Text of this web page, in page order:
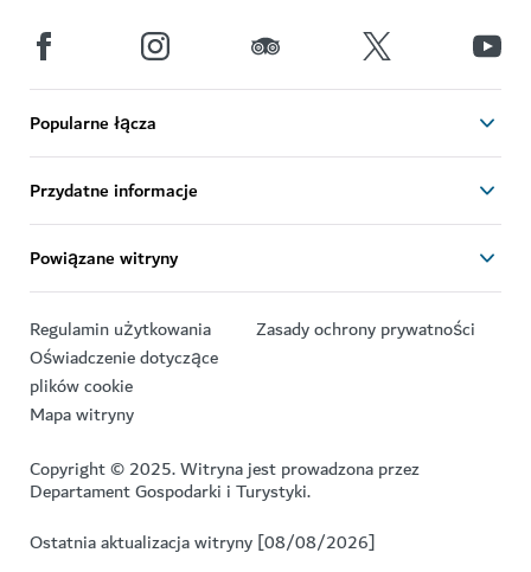
Popularne łącza
Przydatne informacje
Powiązane witryny
Regulamin użytkowania
Zasady ochrony prywatności
Oświadczenie dotyczące
plików cookie
Mapa witryny
Copyright © 2025. Witryna jest prowadzona przez
Departament Gospodarki i Turystyki.
Ostatnia aktualizacja witryny [08/08/2026]